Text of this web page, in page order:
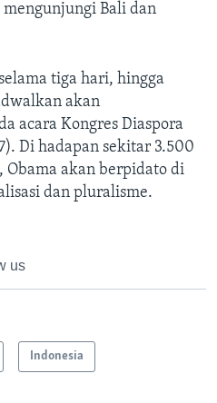
Bali dan
tiga hari, hingga
akan
acara Kongres Diaspora
Di hadapan sekitar 3.500
Obama akan berpidato di
dan pluralisme.
us
Indonesia